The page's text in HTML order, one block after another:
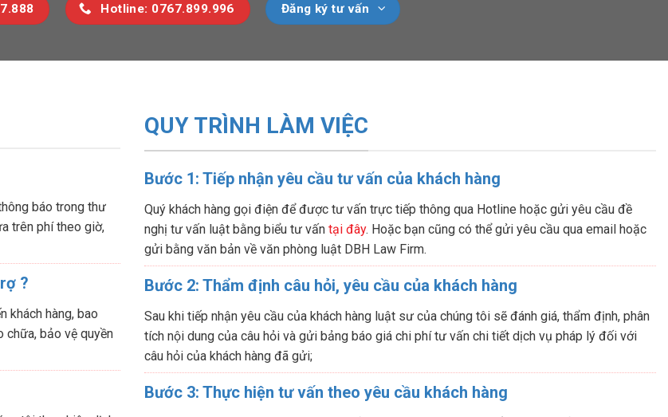
Hotline: 0767.899.996 Đăng ký tư vấn
báo trong thư
trên phí theo giờ,
?
khách hàng, bao
chữa, bảo vệ quyền
QUY TRÌNH LÀM VIỆC
Bước 1: Tiếp nhận yêu cầu tư vấn của khách hàng
Quý khách hàng gọi điện để được tư vấn trực tiếp thông qua Hotline hoặc gửi yêu cầu đề
nghị tư vấn luật bằng biểu tư vấn tại đây. Hoặc bạn cũng có thể gửi yêu cầu qua email hoặc
gửi bằng văn bản về văn phòng luật DBH Law Firm.
Bước 2: Thẩm định câu hỏi, yêu cầu của khách hàng
Sau khi tiếp nhận yêu cầu của khách hàng luật sư của chúng tôi sẽ đánh giá, thẩm định, phân
tích nội dung của câu hỏi và gửi bảng báo giá chi phí tư vấn chi tiết dịch vụ pháp lý đối với
câu hỏi của khách hàng đã gửi;
Bước 3: Thực hiện tư vấn theo yêu cầu khách hàng